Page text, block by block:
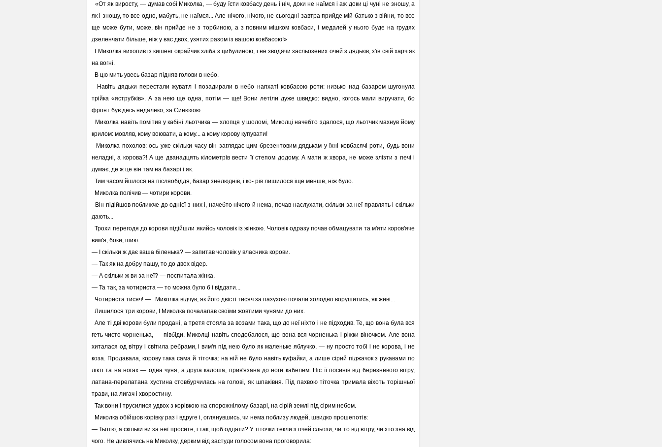
«От як виросту, — думав собі Миколка, — буду їсти ковбасу день і ніч, доки не наїмся і аж доки ці чуні не зношу, а
як і зношу, то все одно, мабуть, не наїмся... Але нічого, нічого, не сьогодні-завтра прийде мій батько з війни, то все
ще може бути, може, він прийде не з торбиною, а з повним мішком ковбаси, і медалей у нього буде на грудях
дзеленчати більше, ніж у вас двох, узятих разом із вашою ковбасою!»
І Миколка вихопив із кишені окрайчик хліба з цибулиною, і не зводячи засльозених очей з дядьків, з'їв свій харч як
на вогні.
В цю мить увесь базар підняв голови в небо.
Навіть дядьки перестали жуватл і позадирали в небо напхаті ковбасою роти: низько над базаром шугонула
трійка «яструбків». А за нею ще одна, потім — ще! Вони летіли дуже швидко: видно, когось мали виручати, бо
фронт був десь недалеко, за Синюхою.
Миколка навіть помітив у кабіні льотчика — хлопця у шоломі, Миколці начебто здалося, що льотчик махнув йому
крилом: мовляв, кому воювати, а кому... а кому корову купувати!
Миколка похолов: ось уже скільки часу він заглядає цим брезентовим дядькам у їхні ковбасячі роти, будь вони
неладні, а корова?! А ще дванадцять кілометрів вести її степом додому. А мати ж хвора, не може злізти з печі і
думає, де ж це він там на базарі і як.
Тим часом йшлося на післяобіддя, базар знелюднів, і ко- рів лишилося іще менше, ніж було.
Миколка полічив — чотири корови.
Він підійшов поближче до однієї з них і, начебто нічого й нема, почав наслухати, скільки за неї правлять і скільки
дають...
Трохи перегодя до корови підійшли якийсь чоловік із жінкою. Чоловік одразу почав обмацувати та м'яти коров'яче
вим'я, боки, шию.
— І скільки ж дає ваша біленька? — запитав чоловік у власника корови.
— Так як на добру пашу, то до двох відер.
— А скільки ж ви за неї? — поспитала жінка.
— Та так, за чотириста — то можна було б і віддати...
Чотириста тисяч! — Миколка відчув, як його двісті тисяч за пазухою почали холодно ворушитись, як живі...
Лишилося три корови, І Миколка почалапав своїми жовтими чунями до них.
Але ті дві корови були продані, а третя стояла за возами така, що до неї ніхто і не підходив. Те, що вона була вся
геть-чисто чорненька, — півбіди. Миколці навіть сподобалося, що вона вся чорненька і ріжки віночком. Але вона
хиталася од вітру і світила ребрами, і вим'я під нею було як маленьке яблучко, — ну просто тобі і не корова, і не
коза. Продавала, корову така сама й тіточка: на ній не було навіть куфайки, а лише сірий піджачок з рукавами по
лікті та на ногах — одна чуня, а друга калоша, прив'язана до ноги кабелем. Ніс її посинів від березневого вітру,
латана-перелатана хустина стовбурчилась на голові, як шпаківня. Під пахвою тіточка тримала віхоть торішньої
трави, на лигач і хворостину.
Так вони і трусилися удвох з корівкою на спорожнілому базарі, на сірій землі під сірим небом.
Миколка обійшов корівку раз і вдруге і, оглянувшись, чи нема поблизу людей, швидко прошепотів:
— Тьотю, а скільки ви за неї просите, і так, щоб оддати? У тіточки текли з очей сльози, чи то від вітру, чи хто зна від
чого. Не дивлячись на Миколку, дерким від застуди голосом вона проговорила: